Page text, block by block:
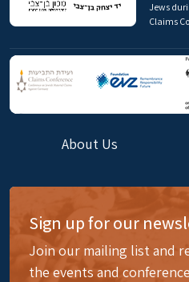
Jews
Claims
About Us
Sign up for our
Join our mailing list and
the events and